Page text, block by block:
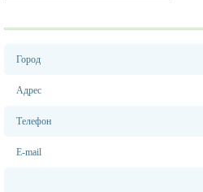
Город
Адрес
Телефон
E-mail